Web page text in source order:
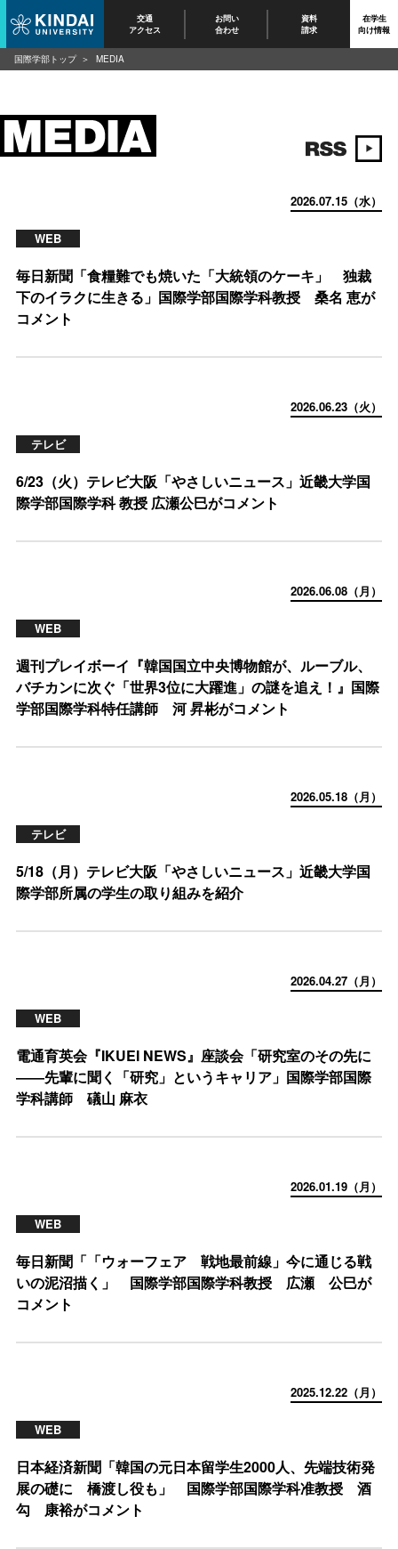
交通
アクセス
お問い
合わせ
資料
請求
在学生
向け情報
2026.07.15（水）
WEB
毎日新聞「食糧難でも焼いた「大統領のケーキ」 独裁
下のイラクに生きる」国際学部国際学科教授 桑名 恵が
コメント
2026.06.23（火）
テレビ
6/23（火）テレビ大阪「やさしいニュース」近畿大学国
際学部国際学科 教授 広瀬公巳がコメント
2026.06.08（月）
WEB
週刊プレイボーイ『韓国国立中央博物館が、ルーブル、
バチカンに次ぐ「世界3位に大躍進」の謎を追え！』国際
学部国際学科特任講師 河 昇彬がコメント
2026.05.18（月）
テレビ
5/18（月）テレビ大阪「やさしいニュース」近畿大学国
際学部所属の学生の取り組みを紹介
2026.04.27（月）
WEB
電通育英会『IKUEI NEWS』座談会「研究室のその先に
――先輩に聞く「研究」というキャリア」国際学部国際
学科講師 礒山 麻衣
2026.01.19（月）
WEB
毎日新聞「「ウォーフェア 戦地最前線」今に通じる戦
いの泥沼描く」 国際学部国際学科教授 広瀬 公巳が
コメント
2025.12.22（月）
WEB
日本経済新聞「韓国の元日本留学生2000人、先端技術発
展の礎に 橋渡し役も」 国際学部国際学科准教授 酒
勾 康裕がコメント
国際学部トップ MEDIA